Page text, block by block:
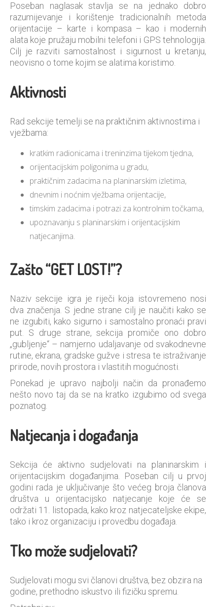
Poseban naglasak stavlja se na jednako dobro
razumijevanje i korištenje tradicionalnih metoda
orijentacije – karte i kompasa – kao i modernih
alata koje pružaju mobilni telefoni i GPS tehnologija.
Cilj je razviti samostalnost i sigurnost u kretanju,
neovisno o tome kojim se alatima koristimo.
Aktivnosti
Rad sekcije temelji se na praktičnim aktivnostima i
vježbama:
kratkim radionicama i treninzima tijekom tjedna,
orijentacijskim poligonima u gradu,
praktičnim zadacima na planinarskim izletima,
dnevnim i noćnim vježbama orijentacije,
timskim zadacima i potrazi za kontrolnim točkama,
upoznavanju s planinarskim i orijentacijskim
natjecanjima.
Zašto “GET LOST!”?
Naziv sekcije igra je riječi koja istovremeno nosi
dva značenja. S jedne strane cilj je naučiti kako se
ne izgubiti, kako sigurno i samostalno pronaći pravi
put. S druge strane, sekcija promiče ono dobro
„gubljenje“ – namjerno udaljavanje od svakodnevne
rutine, ekrana, gradske gužve i stresa te istraživanje
prirode, novih prostora i vlastitih mogućnosti.
Ponekad je upravo najbolji način da pronađemo
nešto novo taj da se na kratko izgubimo od svega
poznatog.
Natjecanja i događanja
Sekcija će aktivno sudjelovati na planinarskim i
orijentacijskim događanjima. Poseban cilj u prvoj
godini rada je uključivanje što većeg broja članova
društva u orijentacijsko natjecanje koje će se
održati 11. listopada, kako kroz natjecateljske ekipe,
tako i kroz organizaciju i provedbu događaja.
Tko može sudjelovati?
Sudjelovati mogu svi članovi društva, bez obzira na
godine, prethodno iskustvo ili fizičku spremu.